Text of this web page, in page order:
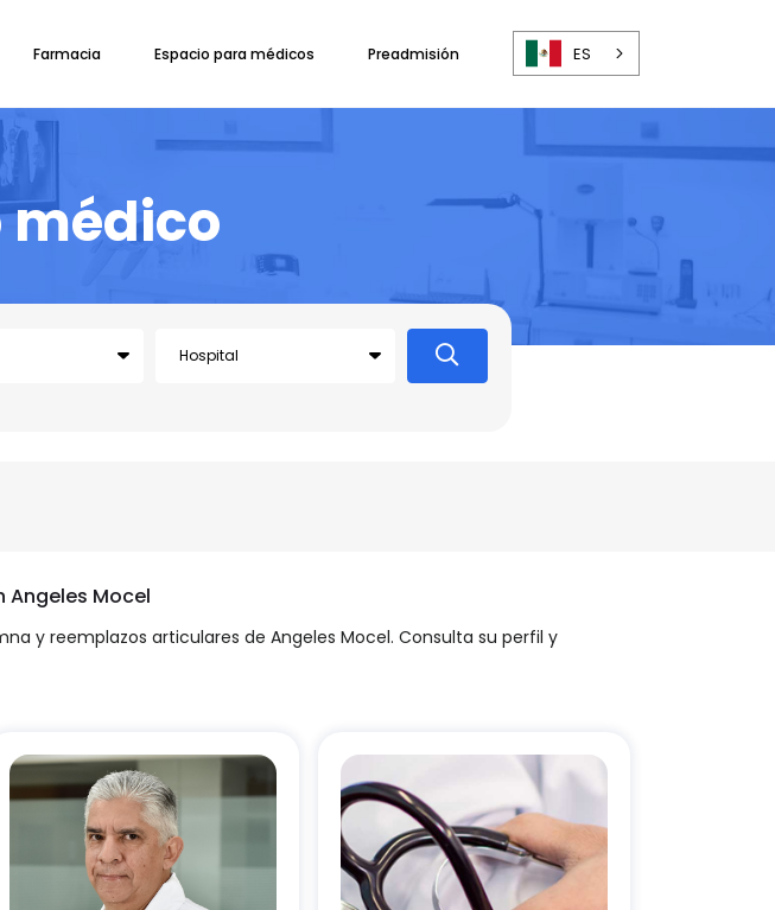
Farmacia Espacio para médicos Preadmisión ES
médico
Mocel
y reemplazos articulares de Angeles Mocel. Consulta su perfil y